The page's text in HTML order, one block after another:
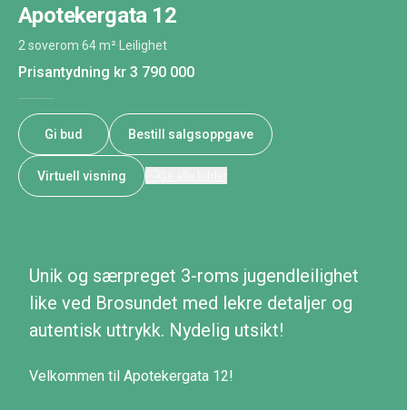
Apotekergata 12
2 soverom·64 m²· Leilighet
Prisantydning kr 3 790 000
Gi bud Bestill salgsoppgave
Virtuell visning
Unik og særpreget 3-roms jugendleilighet
like ved Brosundet med lekre detaljer og
autentisk uttrykk. Nydelig utsikt!
Velkommen til Apotekergata 12!